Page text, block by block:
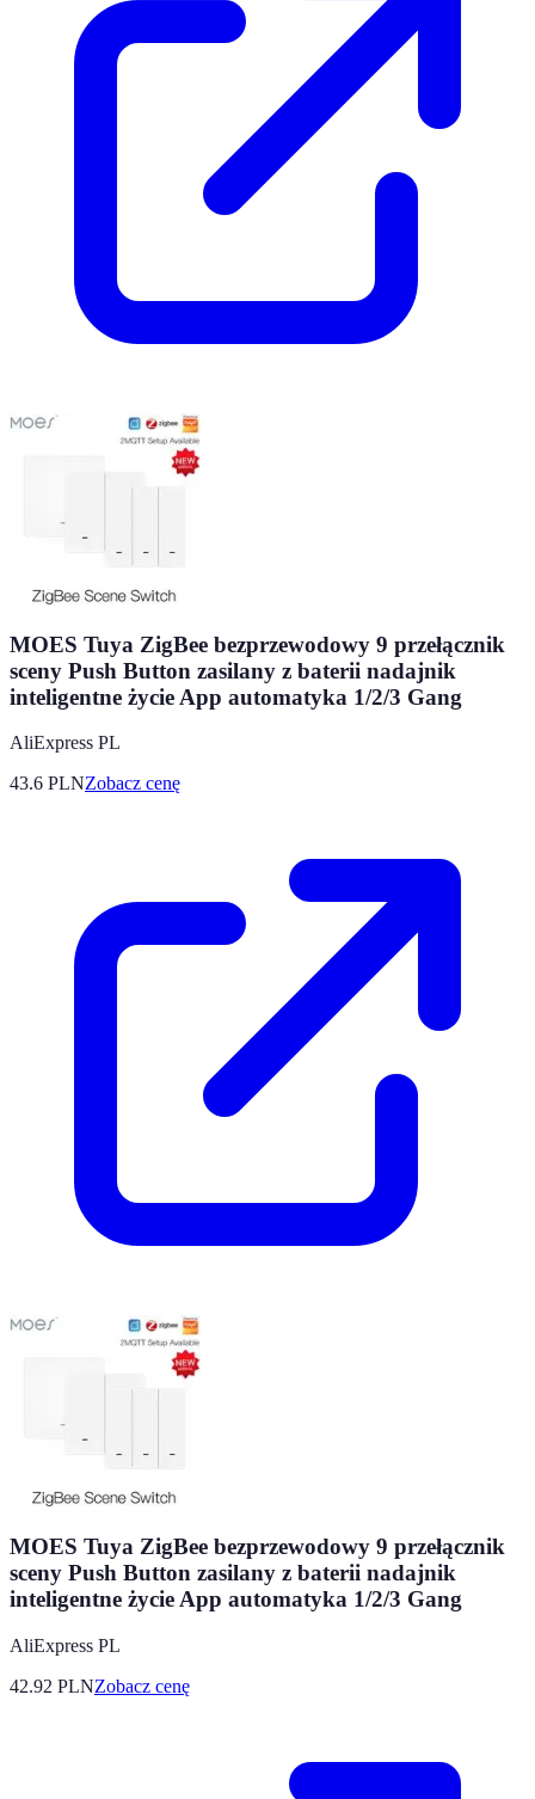
MOES Tuya ZigBee bezprzewodowy 9 przełącznik
sceny Push Button zasilany z baterii nadajnik
inteligentne życie App automatyka 1/2/3 Gang
AliExpress PL
43.6 PLNZobacz cenę
MOES Tuya ZigBee bezprzewodowy 9 przełącznik
sceny Push Button zasilany z baterii nadajnik
inteligentne życie App automatyka 1/2/3 Gang
AliExpress PL
42.92 PLNZobacz cenę